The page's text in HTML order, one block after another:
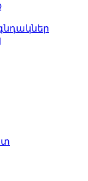
գնդակներ